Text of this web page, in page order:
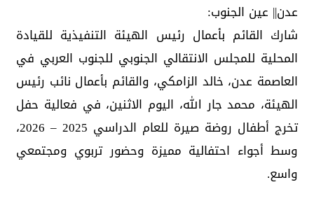
عدن|| عين الجنوب:
شارك القائم بأعمال رئيس الهيئة التنفيذية للقيادة
المحلية للمجلس الانتقالي الجنوبي للجنوب العربي في
العاصمة عدن، خالد الزامكي، والقائم بأعمال نائب رئيس
الهيئة، محمد جار الله، اليوم الاثنين، في فعالية حفل
تخرج أطفال روضة صيرة للعام الدراسي 2025 – 2026،
وسط أجواء احتفالية مميزة وحضور تربوي ومجتمعي
واسع.